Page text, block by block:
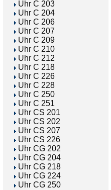
Uhr C 203
Uhr C 204
Uhr C 206
Uhr C 207
Uhr C 209
Uhr C 210
Uhr C 212
Uhr C 218
Uhr C 226
Uhr C 228
Uhr C 250
Uhr C 251
Uhr CS 201
Uhr CS 202
Uhr CS 207
Uhr CS 226
Uhr CG 202
Uhr CG 204
Uhr CG 218
Uhr CG 224
Uhr CG 250